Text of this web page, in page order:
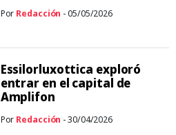
Por Redacción - 05/05/2026
Essilorluxottica exploró
entrar en el capital de
Amplifon
Por Redacción - 30/04/2026